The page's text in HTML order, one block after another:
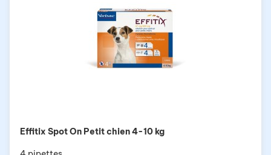
Effitix Spot On Petit chien 4-10 kg